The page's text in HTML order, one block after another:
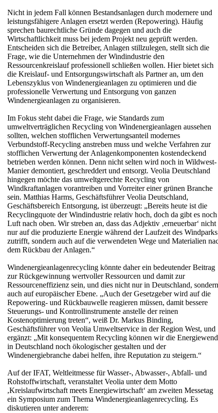
Nicht in jedem Fall können Bestandsanlagen durch modernere und
leistungsfähigere Anlagen ersetzt werden (Repowering). Häufig
sprechen baurechtliche Gründe dagegen und auch die
Wirtschaftlichkeit muss bei jedem Projekt neu geprüft werden.
Entscheiden sich die Betreiber, Anlagen stillzulegen, stellt sich die
Frage, wie die Unternehmen der Windindustrie den
Ressourcenkreislauf professionell schließen wollen. Hier bietet sich
die Kreislauf- und Entsorgungswirtschaft als Partner an, um den
Lebenszyklus von Windenergieanlagen zu optimieren und die
professionelle Verwertung und Entsorgung von ganzen
Windenergieanlagen zu organisieren.
Im Fokus steht dabei die Frage, wie Standards zum
umweltverträglichen Recycling von Windenergieanlagen aussehen
sollten, welchen stofflichen Verwertungsanteil modernes
Verbundstoff-Recycling anstreben muss und welche Verfahren zur
stofflichen Verwertung der Anlagenkomponenten kostendeckend
betrieben werden können. Denn nicht selten wird noch in Wildwest-
Manier demontiert, geschreddert und entsorgt. Veolia Deutschland
hingegen möchte das umweltgerechte Recycling von
Windkraftanlagen vorantreiben und Vorreiter einer grünen Branche
sein. Matthias Harms, Geschäftsführer Veolia Deutschland,
Geschäftsbereich Entsorgung, ist überzeugt: „Bereits heute ist die
Recyclingquote der Windindustrie relativ hoch, doch da gibt es noch
Luft nach oben. Wir streben an, dass das Adjektiv ‚erneuerbar‘ nicht
nur auf die produzierte Energie während der Laufzeit des Windparks
zutrifft, sondern auch auf die verwendeten Wege und Materialien
dem Rückbau der Anlagen.“
Windenergieanlagenrecycling könnte daher ein bedeutender Beitrag
zur Rückgewinnung wertvoller Ressourcen und damit zur
Ressourceneffizienz sein, und dies nicht nur in Deutschland, sondern
auch auf europäischer Ebene. „Auch der Gesetzgeber wird auf die
Repowering- und Rückbauwelle reagieren müssen, damit bessere
Steuerungs- und Kontrollinstrumente anstelle der reinen
Kostenoptimierung treten“, weiß Dr. Markus Binding,
Geschäftsführer von Veolia Umweltservice in der Region West, und
ergänzt: „Mit konsequentem Recycling können wir die
in Deutschland noch ökologischer gestalten und der
Windenergiebranche dabei helfen, ihre Reputation zu steigern.“
Auf der IFAT, Weltleitmesse für Wasser-, Abwasser-, Abfall- und
Rohstoffwirtschaft, veranstaltet Veolia unter dem Motto
,Kreislaufwirtschaft meets Energiewirtschaft‘ am zweiten Messetag
ein Symposium zum Thema Windenergieanlagenrecycling. Es
diskutieren unter anderem: